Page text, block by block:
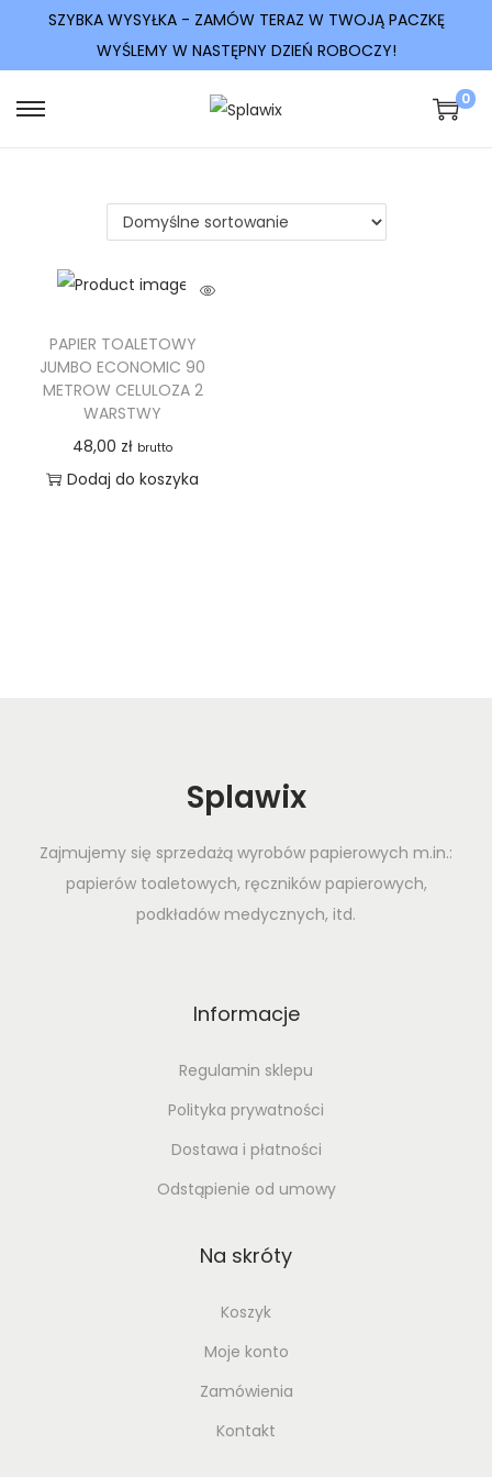
SZYBKA WYSYŁKA - ZAMÓW TERAZ W TWOJĄ PACZKĘ
WYŚLEMY W NASTĘPNY DZIEŃ ROBOCZY!
0
PAPIER TOALETOWY
JUMBO ECONOMIC 90
METROW CELULOZA 2
WARSTWY
48,00 zł brutto
Dodaj do koszyka
Splawix
Zajmujemy się sprzedażą wyrobów papierowych m.in.:
papierów toaletowych, ręczników papierowych,
podkładów medycznych, itd.
Informacje
Regulamin sklepu
Polityka prywatności
Dostawa i płatności
Odstąpienie od umowy
Na skróty
Koszyk
Moje konto
Zamówienia
Kontakt